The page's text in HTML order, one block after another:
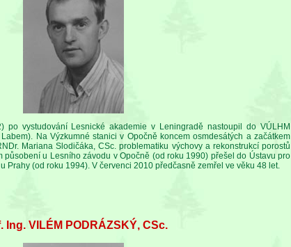
vystudování Lesnické akademie v Leningradě nastoupil do VÚLHM
Na Výzkumné stanici v Opočně koncem osmdesátých a začátkem
Mariana Slodičáka, CSc. problematiku výchovy a rekonstrukcí porostů
působení u Lesního závodu v Opočně (od roku 1990) přešel do Ústavu pro
Prahy (od roku 1994). V červenci 2010 předčasně zemřel ve věku 48 let.
Ing. VILÉM PODRÁZSKÝ, CSc.